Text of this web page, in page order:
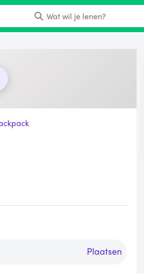
Wat wil je lenen?
Plaatsen